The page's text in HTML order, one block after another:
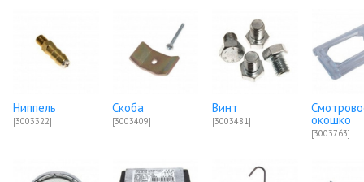
Ниппель
[3003322]
Скоба
[3003409]
Винт
[3003481] окошко
[3003763]